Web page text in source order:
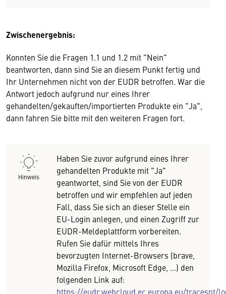
Zwischenergebnis:
Konnten Sie die Fragen 1.1 und 1.2 mit "Nein"
beantworten, dann sind Sie an diesem Punkt fertig und
Ihr Unternehmen nicht von der EUDR betroffen. War die
Antwort jedoch aufgrund nur eines Ihrer
gehandelten/gekauften/importierten Produkte ein "Ja",
dann fahren Sie bitte mit den weiteren Fragen fort.
Hinweis
Haben Sie zuvor aufgrund eines Ihrer
gehandelten Produkte mit "Ja"
geantwortet, sind Sie von der EUDR
betroffen und wir empfehlen auf jeden
Fall, dass Sie sich an dieser Stelle ein
EU-Login anlegen, und einen Zugriff zur
EUDR-Meldeplattform vorbereiten.
Rufen Sie dafür mittels Ihres
bevorzugten Internet-Browsers (brave,
Mozilla Firefox, Microsoft Edge, …) den
folgenden Link auf:
https://eudr.webcloud.ec.europa.eu/tracesnt/